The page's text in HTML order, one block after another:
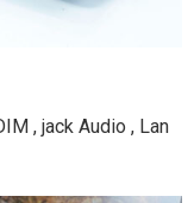
, jack Audio , Lan